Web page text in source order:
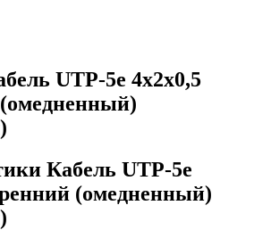
UTP-5е 4х2х0,5
Кабель UTP-5е
(омедненный)